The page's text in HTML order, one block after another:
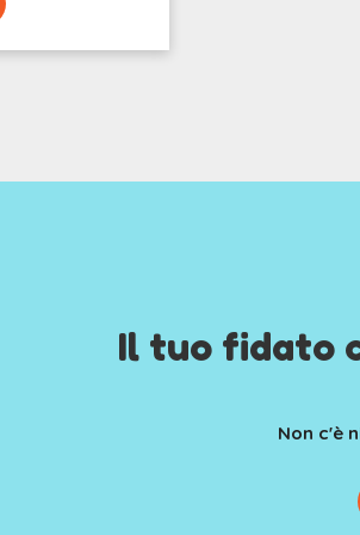
Il tuo fidato
Non c'è